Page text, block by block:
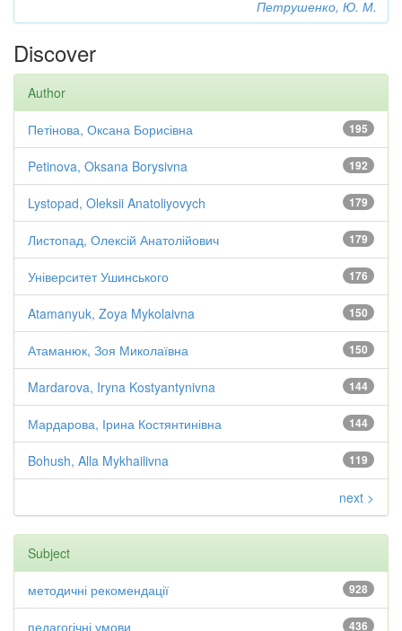
Петрушенко, Ю. М.
Discover
Author
195
Петінова, Оксана Борисівна
192
Petinova, Oksana Borysivna
179
Lystopad, Oleksii Anatoliyovych
179
Листопад, Олексій Анатолійович
176
Університет Ушинського
150
Atamanyuk, Zoya Mykolaivna
150
Атаманюк, Зоя Миколаївна
144
Mardarova, Iryna Kostyantynivna
144
Мардарова, Ірина Костянтинівна
119
Bohush, Alla Mykhailivna
next >
Subject
928
методичні рекомендації
436
педагогічні умови